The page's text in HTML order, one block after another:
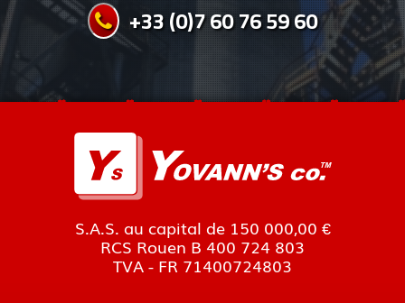
+33 (0)7 60 76 59 60
S.A.S. au capital de 150 000,00 €
RCS Rouen B 400 724 803
TVA - FR 71400724803